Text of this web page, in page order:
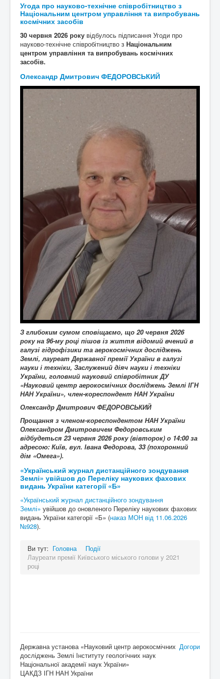
Угода про науково-технічне співробітництво з
Національним центром управління та випробувань
космічних засобів
30 червня 2026 року відбулось підписання Угоди про
науково-технічне співробітництво з Національним
центром управління та випробувань космічних
засобів.
Олександр Дмитрович ФЕДОРОВСЬКИЙ
З глибоким сумом сповіщаємо, що 20червня 2026
року на 96-му році пішов із життя відомий вчений в
галузі гідрофізики та аерокосмічних досліджень
Землі, лауреат Державної премії України в галузі
науки і техніки, Заслужений діяч науки і техніки
України, головний науковий співробітник ДУ
«Науковий центр аерокосмічних досліджень Землі ІГН
НАН України», член-кореспондент НАН України
Олександр Дмитрович ФЕДОРОВСЬКИЙ
Прощання з членом-кореспондентом НАН України
Олександром Дмитровичем Федоровським
відбудеться 23 червня 2026 року (вівторок) о 14:00 за
адресою: Київ, вул. Івана Федорова, 33 (похоронний
дім «Омега»).
«Український журнал дистанційного зондування
Землі» увійшов до Переліку наукових фахових
видань України категорії «Б»
«Український журнал дистанційного зондування
Землі» увійшов до оновленого Переліку наукових фахових
видань України категорії «Б» (наказ МОН від 11.06.2026
№928).
Ви тут: Головна
Події
Лауреати премії Київського міського голови у 2021
році
Догори
Державна установа «Науковий центр аерокосмічних
досліджень Землі Інституту геологічних наук
Національної академії наук України»
ЦАКДЗ ІГН НАН України